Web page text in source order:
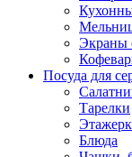
Экраны
Посуда для
Тарелки
Блюда